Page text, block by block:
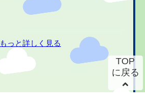
もっと詳しく見る
TOP
に戻る